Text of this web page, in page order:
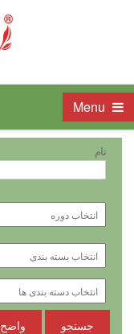
نام
جستجو واضح